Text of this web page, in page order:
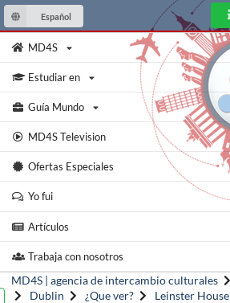
Español
MD4S
Estudiar en
Guía Mundo
MD4S Television
Ofertas Especiales
Yo fui
Artículos
Trabaja con nosotros
MD4S | agencia de intercambio culturales
Dublin
¿Que ver? Leinster House